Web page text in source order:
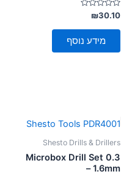
דורג
0
מתוך
₪30.10
מידע נוסף
Shesto Drills & Drillers
Microbox Drill Set 0.3
– 1.6mm